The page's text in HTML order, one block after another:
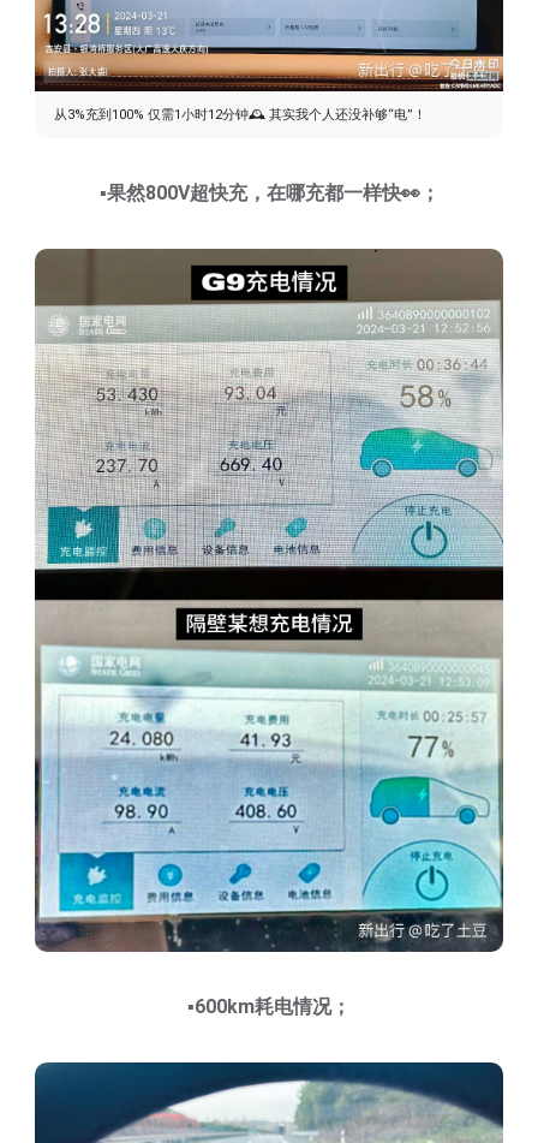
从3%充到100% 仅需1小时12分钟🕰️ 其实我个人还没补够“电”！
▪️果然800V超快充，在哪充都一样快👀；
▪️600km耗电情况；